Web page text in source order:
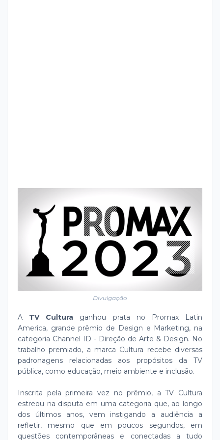
Divulgação
A TV Cultura ganhou prata no Promax Latin
America, grande prêmio de Design e Marketing, na
categoria Channel ID - Direção de Arte & Design. No
trabalho premiado, a marca Cultura recebe diversas
padronagens relacionadas aos propósitos da TV
pública, como educação, meio ambiente e inclusão.
Inscrita pela primeira vez no prêmio, a TV Cultura
estreou na disputa em uma categoria que, ao longo
dos últimos anos, vem instigando a audiência a
refletir, mesmo que em poucos segundos, em
questões contemporâneas e conectadas a tudo